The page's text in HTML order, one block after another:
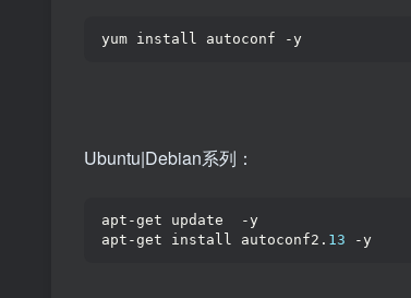
yum install autoconf -y
Ubuntu|Debian系列：
apt-get update  -y
apt-get install autoconf2. 13 -y